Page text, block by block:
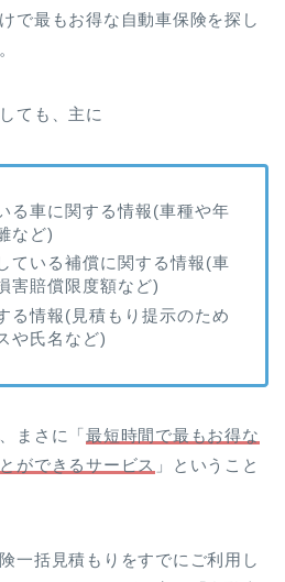
で最もお得な自動車保険を探し
ても、主に
る車に関する情報(車種や年
など)
ている補償に関する情報(車
害賠償限度額など)
る情報(見積もり提示のため
や氏名など)
まさに「最短時間で最もお得な
ができるサービス 」ということ
一括見積もりをすでにご利用し